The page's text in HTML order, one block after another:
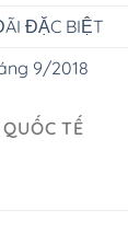
ĐẶC BIỆT
9/2018
TẾ